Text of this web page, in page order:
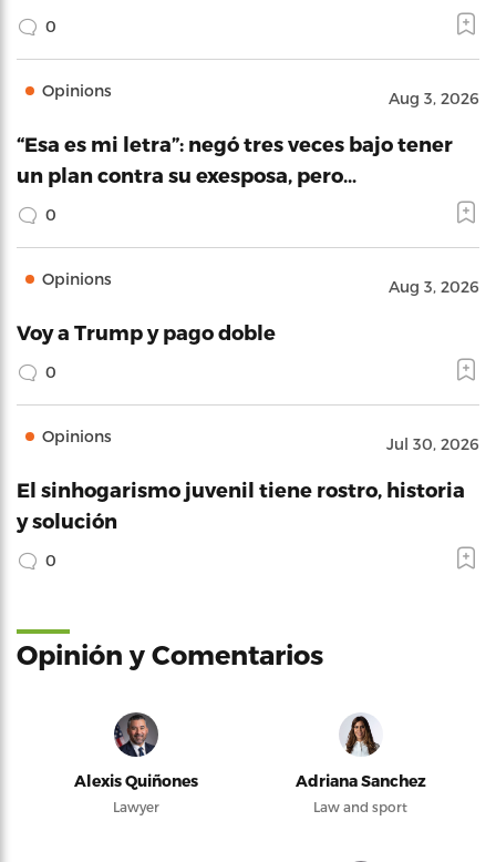
0
Opinions Aug 3, 2026
“Esa es mi letra”: negó tres veces bajo tener
un plan contra su exesposa, pero…
0
Opinions Aug 3, 2026
Voy a Trump y pago doble
0
Opinions Jul 30, 2026
El sinhogarismo juvenil tiene rostro, historia
y solución
0
Opinión y Comentarios
Alexis Quiñones
Lawyer
Adriana Sanchez
Law and sport